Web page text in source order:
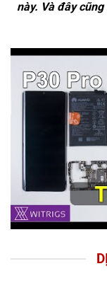
này. Và đây